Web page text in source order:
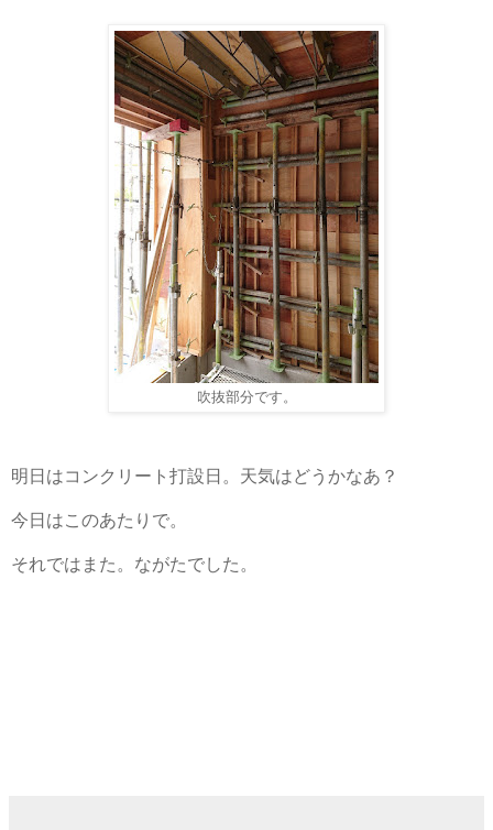
吹抜部分です。
明日はコンクリート打設日。天気はどうかなあ？
今日はこのあたりで。
それではまた。ながたでした。